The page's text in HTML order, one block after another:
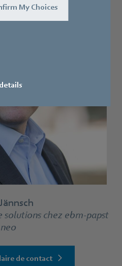
My Choices
solutions chez ebm‑papst
neo
de contact